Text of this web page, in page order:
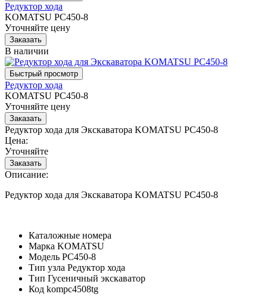
Редуктор хода
KOMATSU PC450-8
Уточняйте цену
В наличии
Редуктор хода
KOMATSU PC450-8
Уточняйте цену
Редуктор хода для Экскаватора KOMATSU PC450-8
Цена:
Уточняйте
Описание:
Редуктор хода для Экскаватора KOMATSU PC450-8
Каталожные номера
Марка KOMATSU
Модель PC450-8
Тип узла Редуктор хода
Тип Гусеничный экскаватор
Код kompc4508tg